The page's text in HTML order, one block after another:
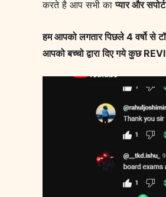
करते है आप सभी काप्यार और सपोर्ट
हम आपको लगतार पिछले 4 वर्षो से
आपको बच्चो द्वारा दिए गये कुछ